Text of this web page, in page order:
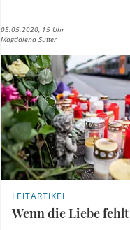
05.05.2020, 15 Uhr
Magdalena Sutter
LEITARTIKEL
Wenn die Liebe fehlt